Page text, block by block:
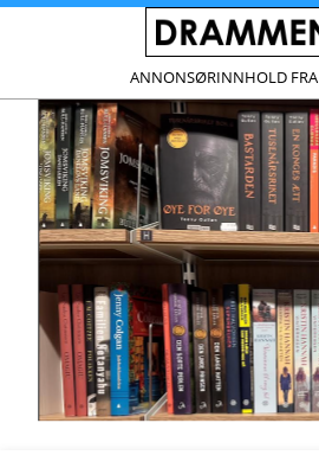
ANNONSØRINNHOLD FRA